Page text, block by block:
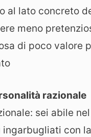
al lato concreto
meno
di poco valore
razionale
sei abile
con